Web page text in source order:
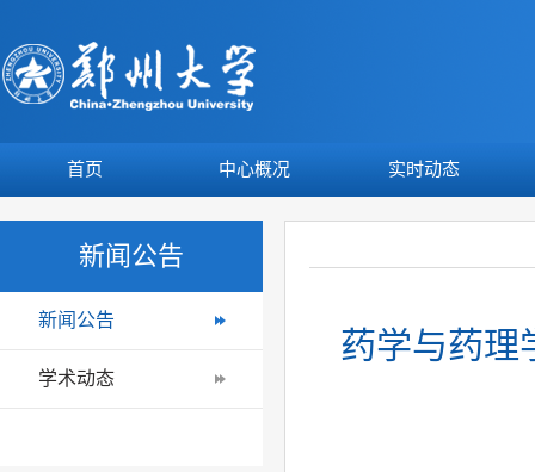
首页 中心概况 实时动态
新闻公告
新闻公告
学术动态
药学与药理